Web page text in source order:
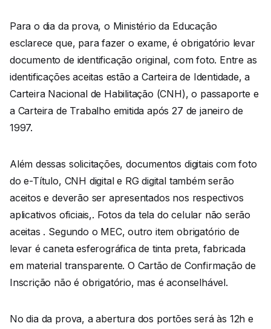
Para o dia da prova, o Ministério da Educação
esclarece que, para fazer o exame, é obrigatório levar
documento de identificação original, com foto. Entre as
identificações aceitas estão a Carteira de Identidade, a
Carteira Nacional de Habilitação (CNH), o passaporte e
a Carteira de Trabalho emitida após 27 de janeiro de
1997.
Além dessas solicitações, documentos digitais com foto
do e-Título, CNH digital e RG digital também serão
aceitos e deverão ser apresentados nos respectivos
aplicativos oficiais,. Fotos da tela do celular não serão
aceitas . Segundo o MEC, outro item obrigatório de
levar é caneta esferográfica de tinta preta, fabricada
em material transparente. O Cartão de Confirmação de
Inscrição não é obrigatório, mas é aconselhável.
No dia da prova, a abertura dos portões será às 12h e